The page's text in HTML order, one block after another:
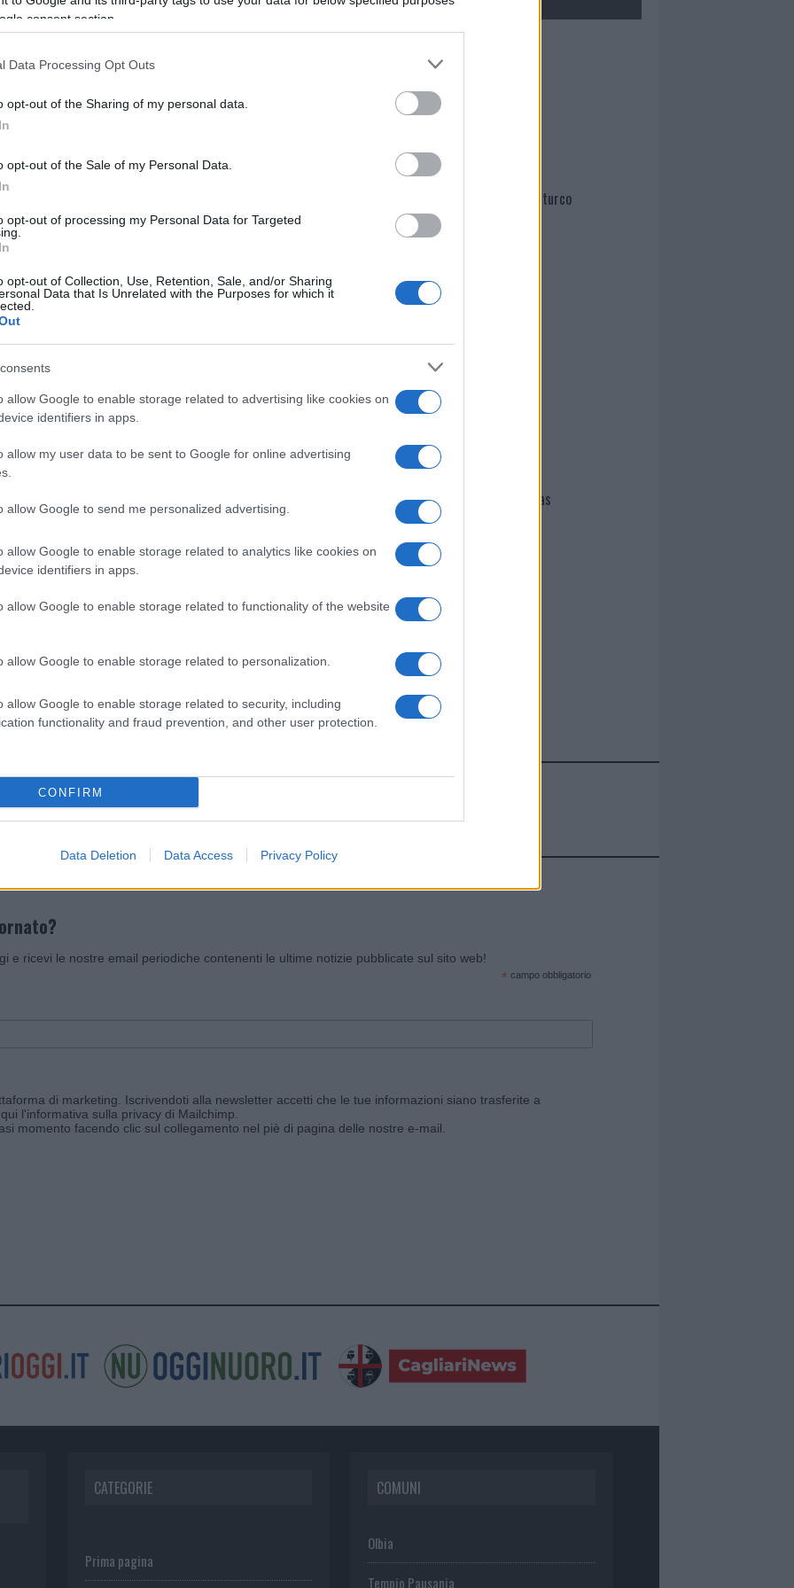
consent section.
Data Processing Opt Outs
opt-out of the Sharing of my personal data.
opt-out of the Sale of my Personal Data.
opt-out of processing my Personal Data for Targeted
opt-out of Collection, Use, Retention, Sale, and/or Sharing
Data that Is Unrelated with the Purposes for which it
allow Google to enable storage related to advertising like cookies on
identifiers in apps.
allow my user data to be sent to Google for online advertising
allow Google to send me personalized advertising.
allow Google to enable storage related to analytics like cookies on
identifiers in apps.
allow Google to enable storage related to functionality of the website
allow Google to enable storage related to personalization.
allow Google to enable storage related to security, including
functionality and fraud prevention, and other user protection.
CONFIRM
Data Deletion Data Access Privacy Policy
cliccandoqui
nella sezioneLogindal menù del sito o
di GalluraOggi.it
i tuoi video e le tue foto
+39 345 356 7512
news da
Prossimo articolo
Martina Agostina Diturco
I nostri cari
Giovannimaria Cabras
Invia un Comunicato Stampa
e ricevi le nostre email periodiche contenenti le ultime notizie pubblicate sul sito web!
* campo obbligatorio
di marketing. Iscrivendoti alla newsletter accetti che le tue informazioni siano trasferite a
l'informativa sulla privacy di Mailchimp
momento facendo clic sul collegamento nel piè di pagina delle nostre e-mail.
CATEGORIE
Prima pagina
COMUNI
Olbia
Tempio Pausania